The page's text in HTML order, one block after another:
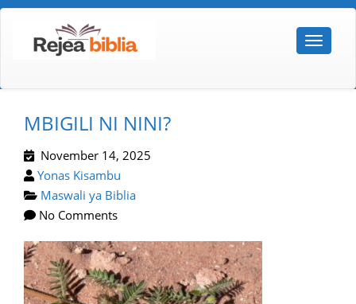
MBIGILI NI NINI?
November 14, 2025
Yonas Kisambu
Maswali ya Biblia
No Comments